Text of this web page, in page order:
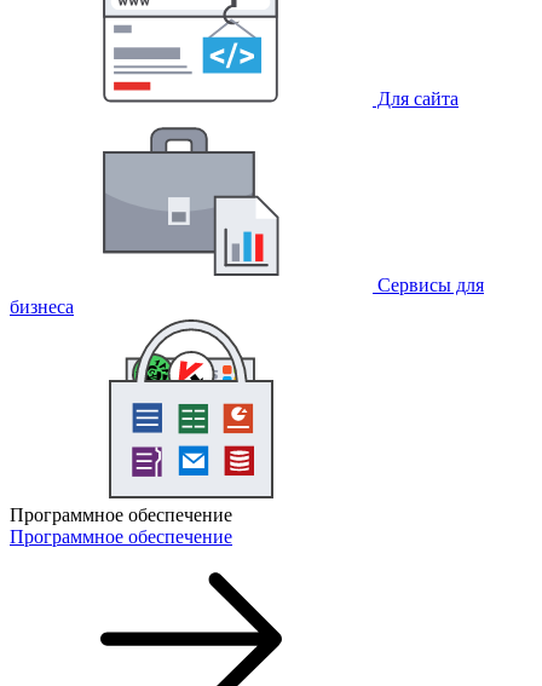
Для сайта
Сервисы для
бизнеса
Программное обеспечение
Программное обеспечение